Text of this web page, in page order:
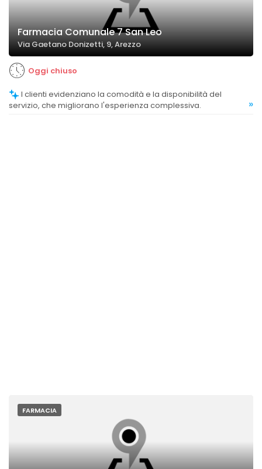
Farmacia Comunale 7 San Leo
Via Gaetano Donizetti, 9, Arezzo
Oggi chiuso
servizio, che migliorano l'esperienza complessiva.
»
FARMACIA